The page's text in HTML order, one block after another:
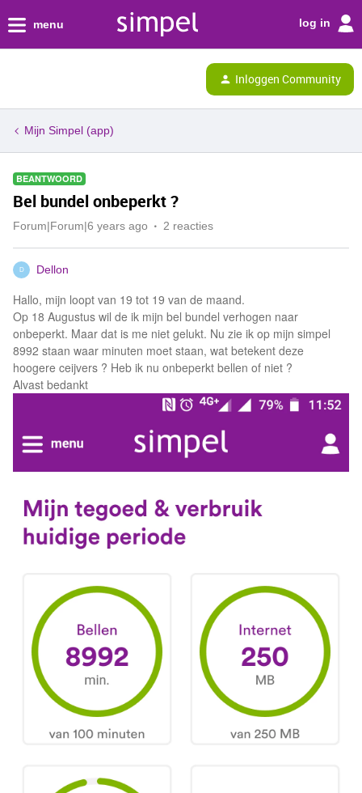
menu log in
Inloggen Community
Mijn Simpel (app)
BEANTWOORD
Bel bundel onbeperkt ?
Forum|Forum|6 years ago 2 reacties
D Dellon
Hallo, mijn loopt van 19 tot 19 van de maand.
Op 18 Augustus wil de ik mijn bel bundel verhogen naar
onbeperkt. Maar dat is me niet gelukt. Nu zie ik op mijn simpel
8992 staan waar minuten moet staan, wat betekent deze
hoogere ceijvers ? Heb ik nu onbeperkt bellen of niet ?
Alvast bedankt